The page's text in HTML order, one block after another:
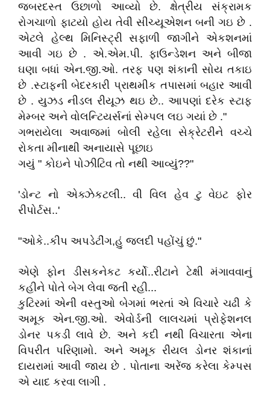
જબરદસ્ત ઉછાળો આવ્યો છે. ક્ષેત્રીય સંક્રામક
રોગચાળો ફાટયો હોય તેવી સીચ્યૂએશન બની ગઇ છે .
એટલે હેલ્થ મિનિસ્ટ્રી સફાળી જાગીને એકશનમાં
આવી ગઇ છે . એ.એમ.પી. ફાઉન્ડેશન અને બીજા
ઘણા બધાં એન.જી.ઓ. તરફ પણ શંકાની સોય તકાઇ
છે .સ્ટાફની બેદરકારી પ્રાથમીક તપાસમાં બહાર આવી
છે . યુઝડ નીડલ રીયૂઝ થઇ છે.. આપણાં દરેક સ્ટાફ
મેમ્બર અને વોલન્ટિયર્સનાં સેમ્પલ લઇ ગયાં છે ."
ગભરાયેલા અવાજમાં બોલી રહેલા સેક્રેટરીને વચ્ચે
રોકતા મીનાથી અનાયાસે પૂછાઇ
ગયું " કોઇને પોઝીટિવ તો નથી આવ્યું??"
'ડોન્ટ નો એક્ઝેકટલી.. વી વિલ હેવ ટુ વેઇટ ફોર
રીપોર્ટસ..'
"ઓકે..કીપ અપડેટીંગ,હું જલદી પહોંચું છું."
એણે ફોન ડીસકનેકટ કર્યો..રીટાને ટેક્ષી મંગાવવાનું
કહીને પોતે બેગ લેવા જતી રહી...
કુટિરમાં એની વસ્તુઓ બેગમાં ભરતાં એ વિચારે ચઢી કે
અમૂક એન.જી.ઓ. એવોર્ડની લાલચમાં પ્રોફેશનલ
ડોનર પકડી લાવે છે. અને કદી નથી વિચારતા એના
વિપરીત પરિણામો. અને અમૂક રીયલ ડોનર શંકાનાં
દાયરામાં આવી જાય છે . પોતાના અરેંજ કરેલા કેમ્પસ
એ યાદ કરવા લાગી .